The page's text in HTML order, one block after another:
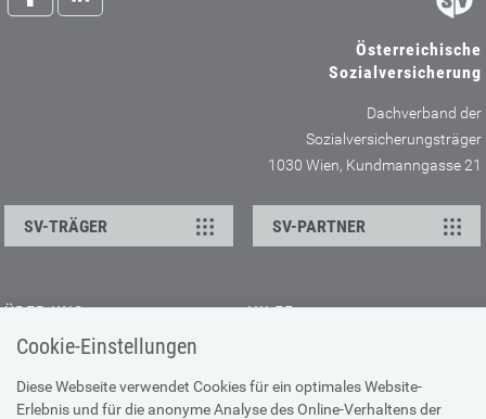
Cookie-Einstellungen
Diese Webseite verwendet Cookies für ein optimales Website-
Erlebnis und für die anonyme Analyse des Online-Verhaltens der
Österreichische
Sozialversicherung
Dachverband der
Sozialversicherungsträger
1030 Wien, Kundmanngasse 21
SV-TRÄGER SV-PARTNER
ÜBER UNS
Kontakt
Offene Stellen
Presse
HILFE
Browser-Info & Sicherheit
Hilfe zur Suche